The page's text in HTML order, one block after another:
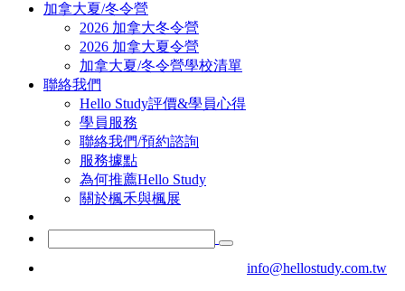
加拿大夏/冬令營
2026 加拿大冬令營
2026 加拿大夏令營
加拿大夏/冬令營學校清單
聯絡我們
Hello Study評價&學員心得
學員服務
聯絡我們/預約諮詢
服務據點
為何推薦Hello Study
關於楓禾與楓展
info@hellostudy.com.tw